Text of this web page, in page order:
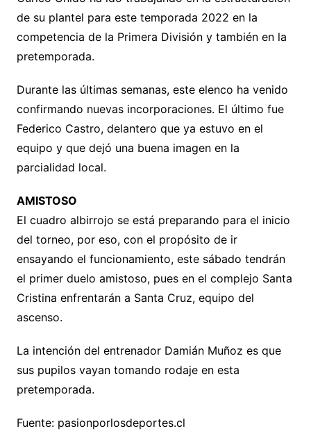
de su plantel para este temporada 2022 en la
competencia de la Primera División y también en la
pretemporada.
Durante las últimas semanas, este elenco ha venido
confirmando nuevas incorporaciones. El último fue
Federico Castro, delantero que ya estuvo en el
equipo y que dejó una buena imagen en la
parcialidad local.
AMISTOSO
El cuadro albirrojo se está preparando para el inicio
del torneo, por eso, con el propósito de ir
ensayando el funcionamiento, este sábado tendrán
el primer duelo amistoso, pues en el complejo Santa
Cristina enfrentarán a Santa Cruz, equipo del
ascenso.
La intención del entrenador Damián Muñoz es que
sus pupilos vayan tomando rodaje en esta
pretemporada.
Fuente: pasionporlosdeportes.cl